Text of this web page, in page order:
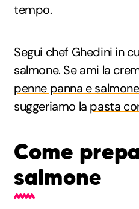
tempo.
Segui chef Ghedini in
salmone. Se ami la
penne panna e salmone
suggeriamo la pasta
Come
salmone